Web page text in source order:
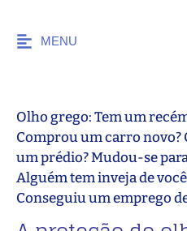
MENU
Olho grego: Tem um
Comprou um carro novo?
um prédio? Mudou-se
Alguém tem inveja de
Conseguiu um emprego